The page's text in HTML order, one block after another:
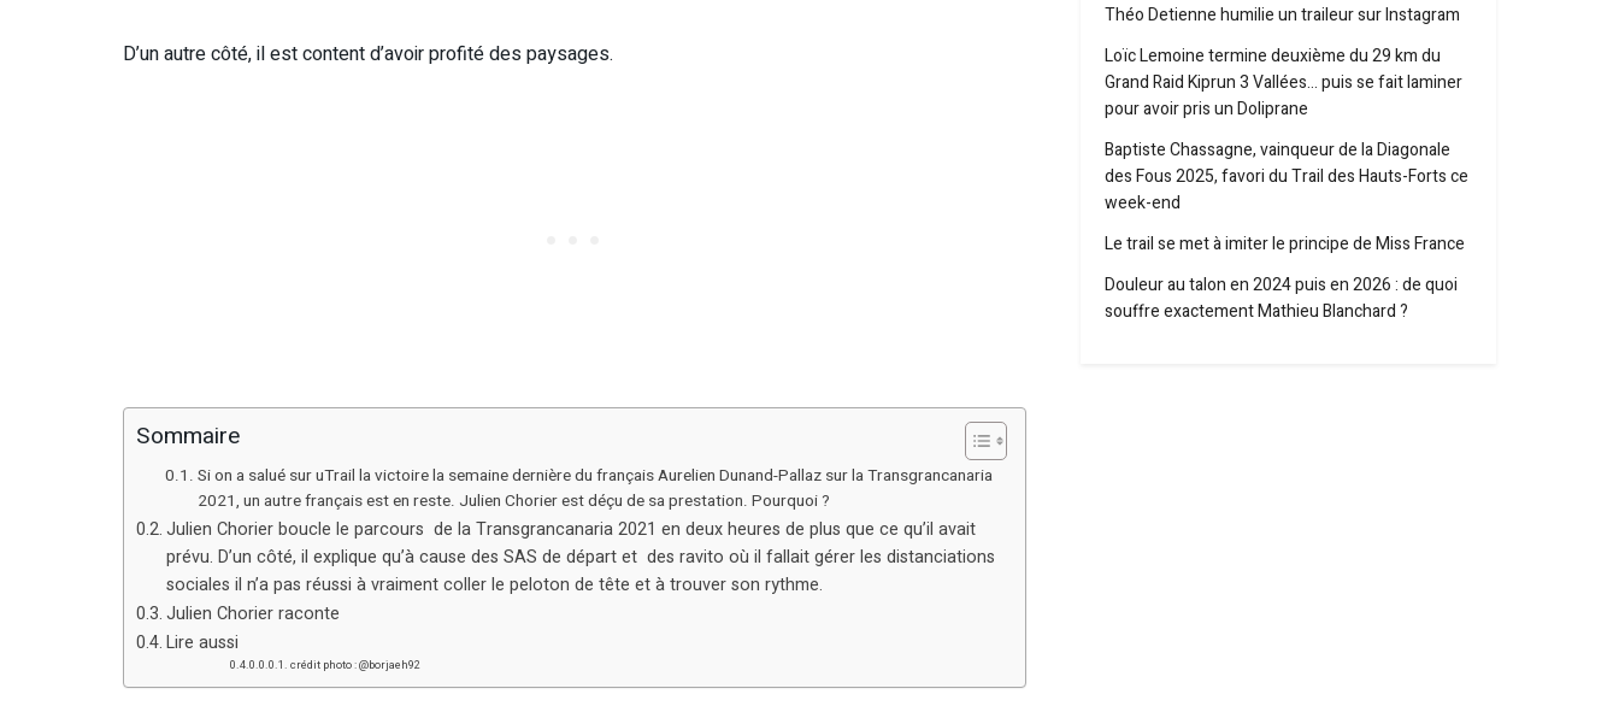
D’un autre côté, il est content d’avoir profité des paysages.
Sommaire
Si on a salué sur uTrail la victoire la semaine dernière du français Aurelien Dunand-Pallaz sur la Transgrancanaria
2021, un autre français est en reste. Julien Chorier est déçu de sa prestation. Pourquoi ?
Julien Chorier boucle le parcours de la Transgrancanaria 2021 en deux heures de plus que ce qu’il avait
prévu. D’un côté, il explique qu’à cause des SAS de départ et des ravito où il fallait gérer les distanciations
sociales il n’a pas réussi à vraiment coller le peloton de tête et à trouver son rythme.
Julien Chorier raconte
Lire aussi
crédit photo : @borjaeh92
Théo Detienne humilie un traileur sur Instagram
Loïc Lemoine termine deuxième du 29 km du
Grand Raid Kiprun 3 Vallées… puis se fait laminer
pour avoir pris un Doliprane
Baptiste Chassagne, vainqueur de la Diagonale
des Fous 2025, favori du Trail des Hauts-Forts ce
week-end
Le trail se met à imiter le principe de Miss France
Douleur au talon en 2024 puis en 2026 : de quoi
souffre exactement Mathieu Blanchard ?